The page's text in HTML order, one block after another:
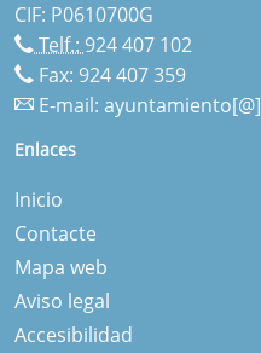
CIF: P0610700G
Telf.: 924 407 102
Fax: 924 407 359
E-mail:
Enlaces
Inicio
Contacte
Mapa web
Aviso legal
Accesibilidad